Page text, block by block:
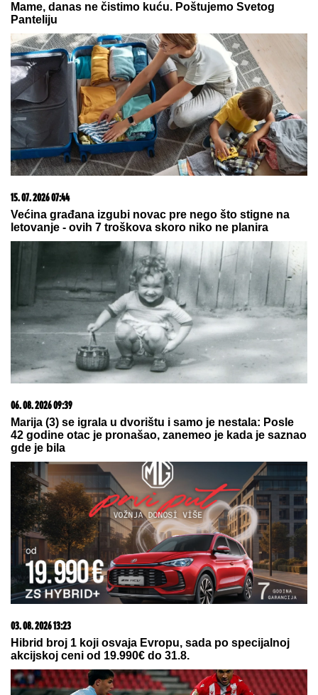
ušla, cifra je ogromna: Spomenula i
Paparaco: Uhvatili smo mlađeg sina Milene
Kačavende u Crnoj Gori!
Dnevni horoskop za nedelju, 9.
avgust: Jarac gura ISTINU POD
TEPIH, a NJIH čeka poslovna prilika
kakva stiže jednom u životu
Godinama je krio od javnosti! Sarapa
o ovome nije govorio, a onda se
saznala istina
by Aklamator
07. 08. 2026 09:14
Сазнања „Политике”: Црна Гора следећа у војном
савезу Загреба, Тиране и Приштине
20. 07. 2026 08:04
REGISTRUJ SE UZ PROMO KOD CASINO Preuzmi
1500 BESPLATNIH SPINOVA